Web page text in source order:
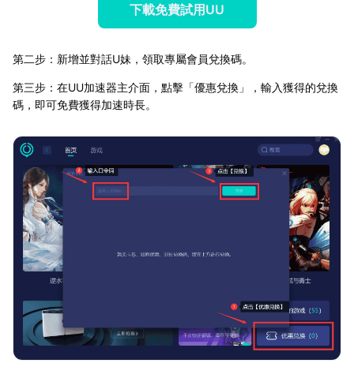
下載免費試用UU
第二步：新增並對話U妹，領取專屬會員兌換碼。
第三步：在UU加速器主介面，點擊「優惠兌換」，輸入獲得的兌換
碼，即可免費獲得加速時長。